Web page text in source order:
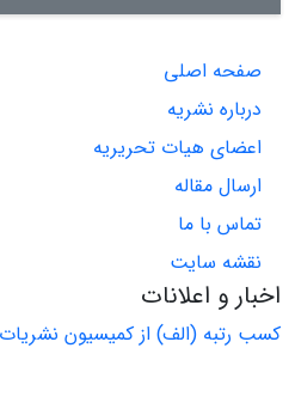
صفحه اصلی
درباره نشریه
اعضای هیات تحریریه
ارسال مقاله
تماس با ما
نقشه سایت
اخبار و اعلانات
کسب رتبه (الف) از کمیسیون نشریات